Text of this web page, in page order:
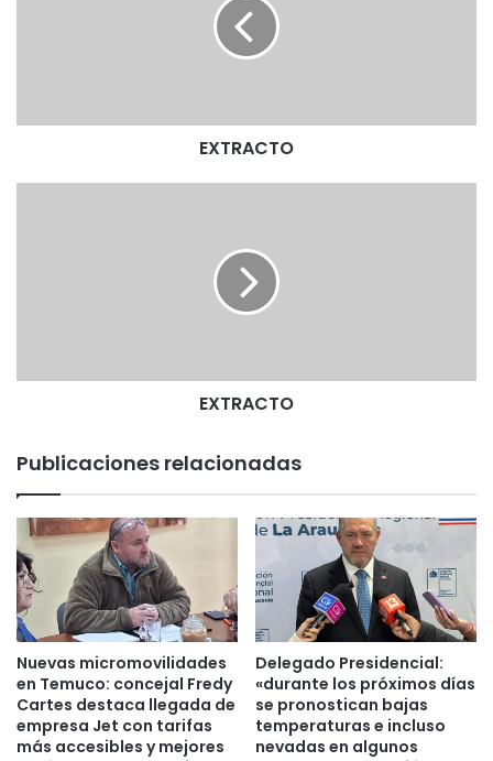
EXTRACTO
EXTRACTO
Publicaciones relacionadas
Nuevas micromovilidades
en Temuco: concejal Fredy
Cartes destaca llegada de
empresa Jet con tarifas
más accesibles y mejores
Delegado Presidencial:
«durante los próximos días
se pronostican bajas
temperaturas e incluso
nevadas en algunos